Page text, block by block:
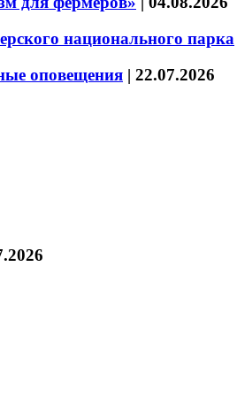
национального парка
оповещения | 22.07.2026